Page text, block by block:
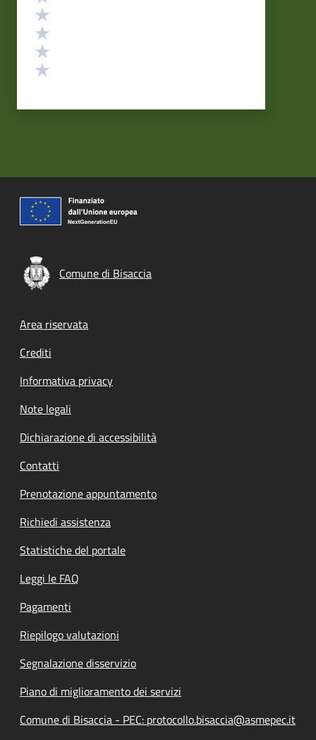
Comune di Bisaccia
Footer menu
Area riservata
Crediti
Informativa privacy
Note legali
Dichiarazione di accessibilità
Contatti
Prenotazione appuntamento
Richiedi assistenza
Statistiche del portale
Leggi le FAQ
Pagamenti
Riepilogo valutazioni
Segnalazione disservizio
Piano di miglioramento dei servizi
Comune di Bisaccia - PEC: protocollo.bisaccia@asmepec.it